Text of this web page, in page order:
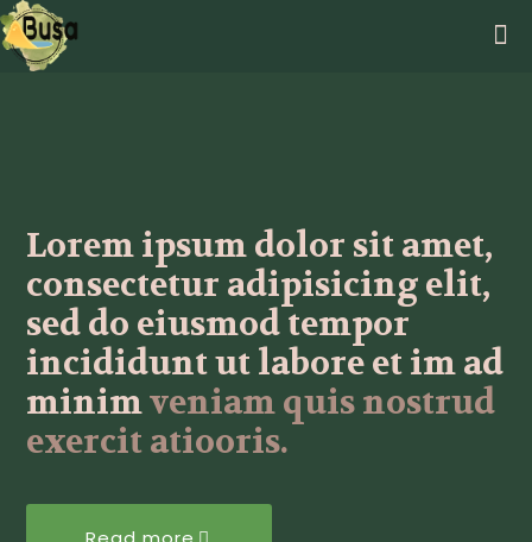
Lorem ipsum dolor sit amet,
consectetur adipisicing elit,
sed do eiusmod tempor
incididunt ut labore et im ad
minimveniam quis nostrud
exercit atiooris.